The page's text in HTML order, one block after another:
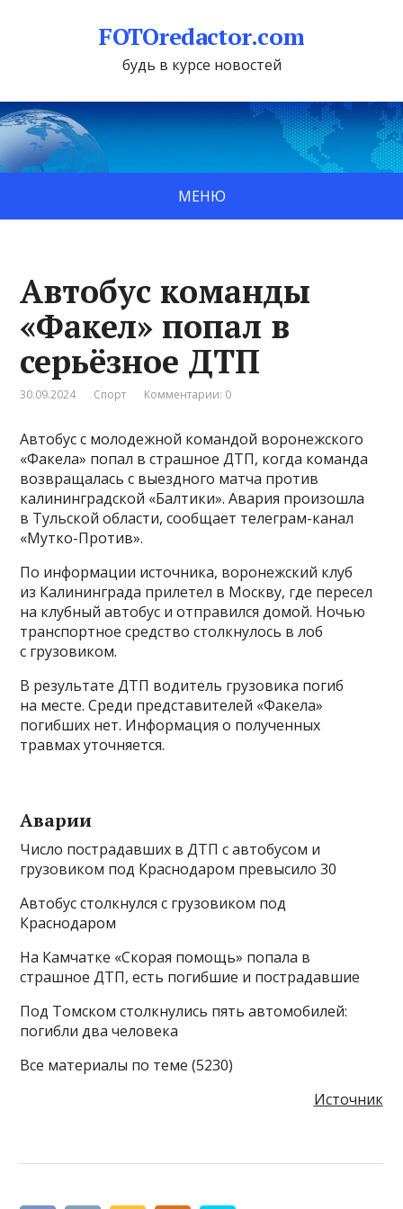
FOTOredactor.com
будь в курсе новостей
МЕНЮ
Автобус команды
«Факел» попал в
серьёзное ДТП
30.09.2024 Спорт Комментарии: 0
Автобус с молодежной командой воронежского
«Факела» попал в страшное ДТП, когда команда
возвращалась с выездного матча против
калининградской «Балтики». Авария произошла
в Тульской области, сообщает телеграм-канал
«Мутко-Против».
По информации источника, воронежский клуб
из Калининграда прилетел в Москву, где пересел
на клубный автобус и отправился домой. Ночью
транспортное средство столкнулось в лоб
с грузовиком.
В результате ДТП водитель грузовика погиб
на месте. Среди представителей «Факела»
погибших нет. Информация о полученных
травмах уточняется.
Аварии
Число пострадавших в ДТП с автобусом и
грузовиком под Краснодаром превысило 30
Автобус столкнулся с грузовиком под
Краснодаром
На Камчатке «Скорая помощь» попала в
страшное ДТП, есть погибшие и пострадавшие
Под Томском столкнулись пять автомобилей:
погибли два человека
Все материалы по теме (5230)
Источник